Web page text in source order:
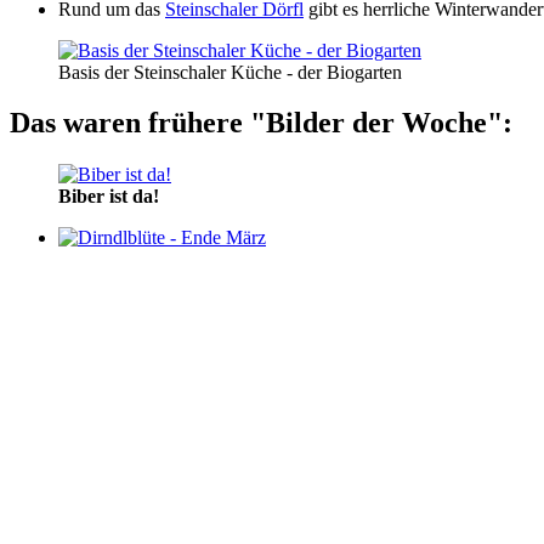
Rund um das Steinschaler Dörfl gibt es herrliche
Basis der Steinschaler Küche - der Biogarten
Das waren frühere "Bilder der Woche":
Biber ist da!